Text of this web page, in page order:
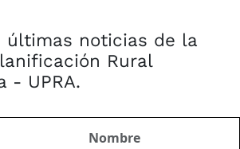
últimas noticias de la
Rural
- UPRA.​​​